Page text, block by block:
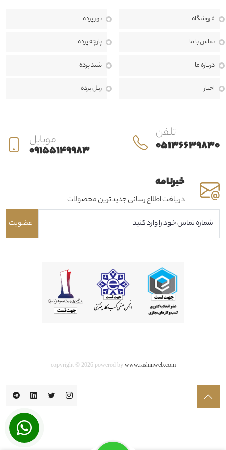
فروشگاه
تماس با ما
درباره ما
اخبار
تور پرده
پارچه پرده
شید پرده
ریل پرده
منزل، محل کار یا پروژه‌های تجاری برای مشتریان خود خلق کنیم.
انتخاب پرده تنها یک خرید ساده نیست، بلکه بخشی مهم از طراحی داخلی و
تا اندازه‌گیری، طراحی، دوخت، نصب و خدمات پس از فروش، در کنار مشتریان
خبرنامه
دریافت اطلاع رسانی جدیدترین محصولات
تلفن
05136639830 موبایل
09155149983
عضویت
copyright © 2026 powered by www.rashinweb.com